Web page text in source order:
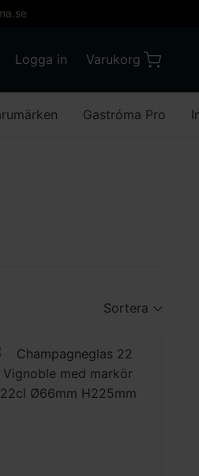
komplettering av resultat är
Logga in
Mitt konto Varukorg Varukorg
Gastróma Pro
Sortera